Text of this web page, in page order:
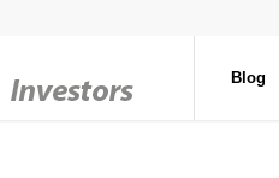
Blog